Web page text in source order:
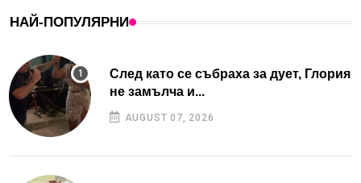
НАЙ-ПОПУЛЯРНИ
След като се събраха за дует, Глория
не замълча и...
AUGUST 07, 2026